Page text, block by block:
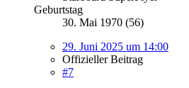
Geburtstag
30. Mai 1970 (56)
29. Juni 2025 um 14:00
Offizieller Beitrag
#7